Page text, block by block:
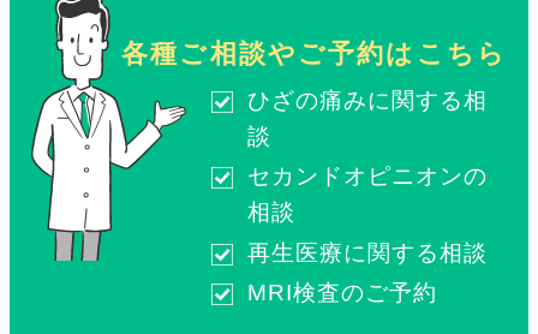
各種ご相談やご予約はこちら
ひざの痛みに関する相
談
セカンドオピニオンの
相談
再生医療に関する相談
MRI検査のご予約